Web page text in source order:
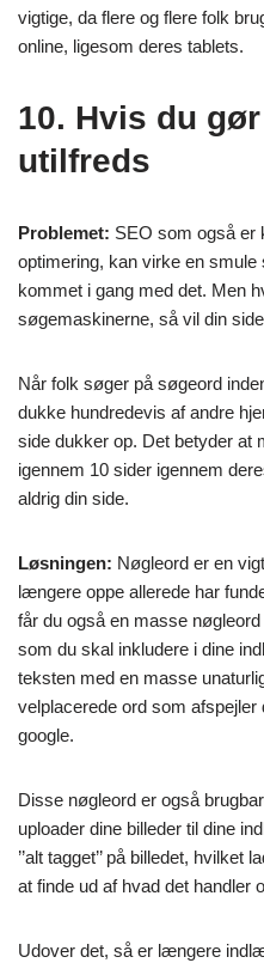
vigtige, da flere og flere folk
online, ligesom deres tablets.
10. Hvis du
utilfreds
Problemet: SEO som også er
optimering, kan virke en
kommet i gang med det. Men
søgemaskinerne, så vil din
Når folk søger på søgeord
dukke hundredevis af andre
side dukker op. Det betyder at
igennem 10 sider igennem
aldrig din side.
Løsningen: Nøgleord er en
længere oppe allerede har
får du også en masse
som du skal inkludere i dine
teksten med en masse
velplacerede ord som
google.
Disse nøgleord er også
uploader dine billeder til dine
’’alt tagget’’ på billedet,
at finde ud af hvad det handler
Udover det, så er længere